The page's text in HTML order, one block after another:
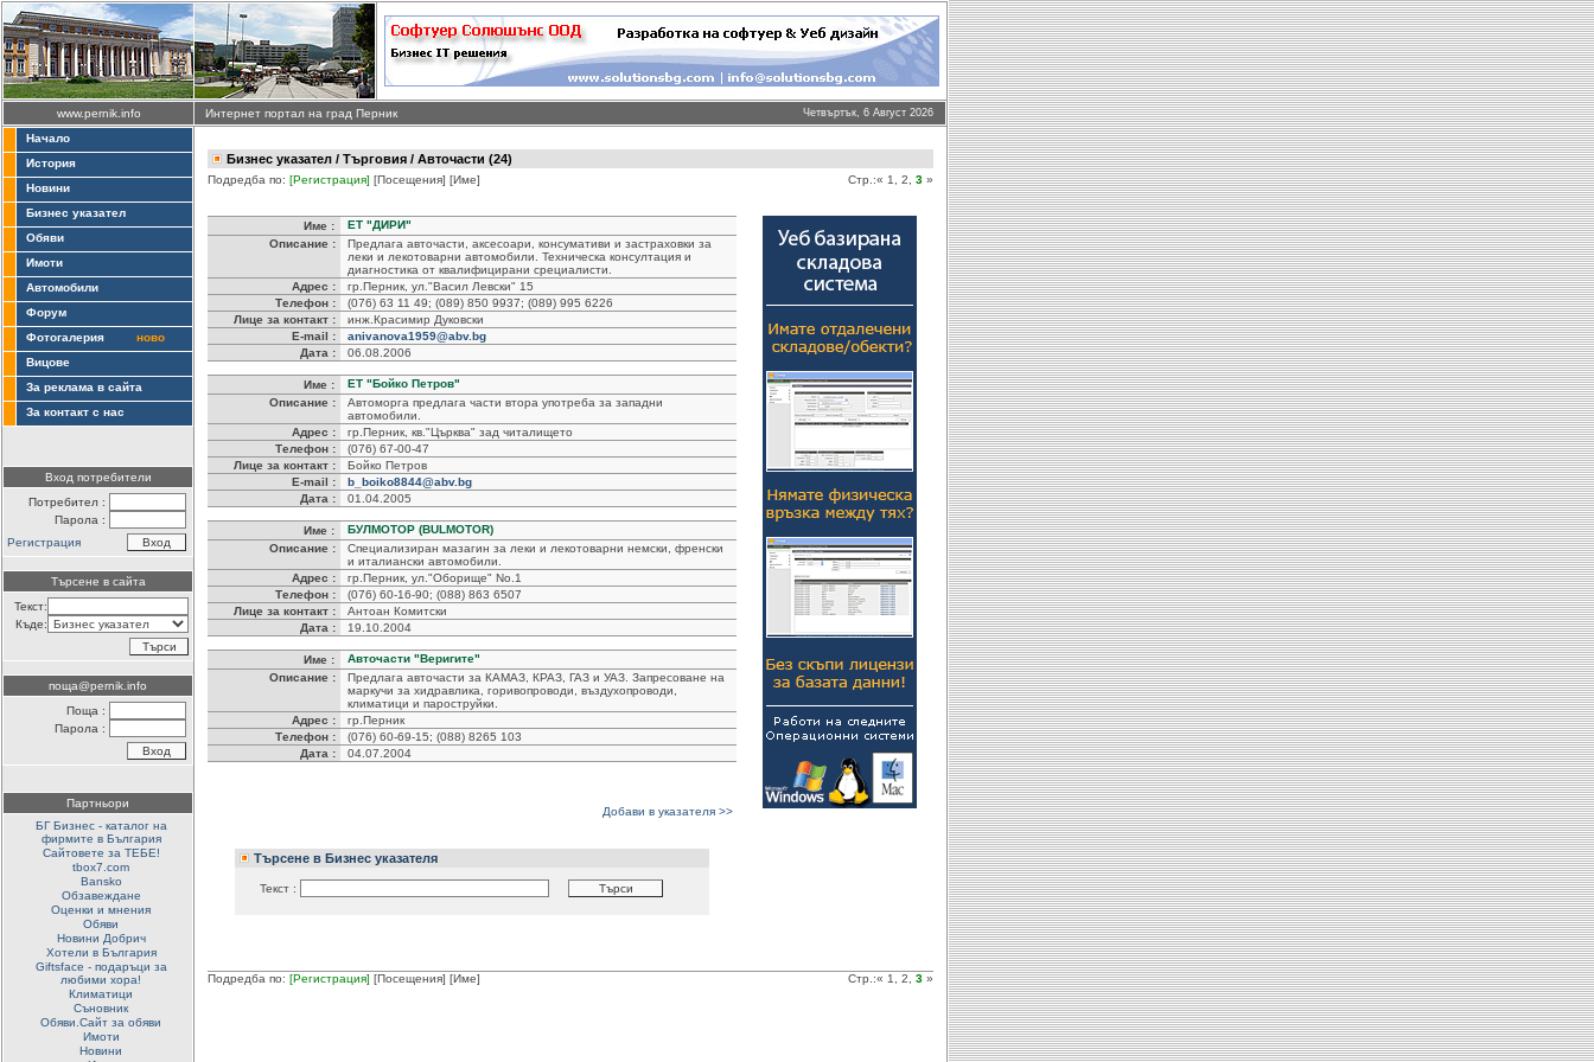
www.pernik.info Интернет портал на град Перник Четвъртък, 6 Август 2026
Начало
История
Новини
Бизнес указател
Обяви
Имоти
Автомобили
Форум
Фотогалерия
ново
Вицове
За реклама в сайта
За контакт с нас
Вход потребители
Потребител :
Парола :
Регистрация
Търсене в сайта
Текст:
Къде:
поща@pernik.info
Поща :
Парола :
Партньори
БГ Бизнес - каталог на
фирмите в България
Сайтовете за ТЕБЕ!
tbox7.com
Bansko
Обзавеждане
Оценки и мнения
Обяви
Новини Добрич
Хотели в България
Giftsface - подаръци за
любими хора!
Климатици
Съновник
Обяви.Сайт за обяви
Имоти
Новини
Бизнес указател / Търговия / Авточасти (24)
Подредба по: [Регистрация] [Посещения] [Име] Стр.:« 1 2 3 »
Име :
ЕТ "ДИРИ"
Описание :
Предлага авточасти, аксесоари, консумативи и застраховки за
леки и лекотоварни автомобили. Техническа консултация и
диагностика от квалифицирани срециалисти.
Адрес :
гр.Перник, ул."Васил Левски" 15
Телефон :
(076) 63 11 49; (089) 850 9937; (089) 995 6226
Лице за контакт :
инж.Красимир Дуковски
E-mail :
anivanova1959@abv.bg
Дата :
06.08.2006
Име :
ЕТ "Бойко Петров"
Описание :
Автоморга предлага части втора употреба за западни
автомобили.
Адрес :
гр.Перник, кв."Църква" зад читалището
Телефон :
(076) 67-00-47
Лице за контакт :
Бойко Петров
E-mail :
b_boiko8844@abv.bg
Дата :
01.04.2005
Име :
БУЛМОТОР (BULMOTOR)
Описание :
Специализиран мазагин за леки и лекотоварни немски, френски
и италиански автомобили.
Адрес :
гр.Перник, ул."Оборище" No.1
Телефон :
(076) 60-16-90; (088) 863 6507
Лице за контакт :
Антоан Комитски
Дата :
19.10.2004
Име :
Авточасти "Веригите"
Описание :
Предлага авточасти за КАМАЗ, КРАЗ, ГАЗ и УАЗ. Запресоване на
маркучи за хидравлика, горивопроводи, въздухопроводи,
климатици и пароструйки.
Адрес :
гр.Перник
Телефон :
(076) 60-69-15; (088) 8265 103
Дата :
04.07.2004
Добави в указателя >>
Търсене в Бизнес указателя
Текст :
Подредба по: [Регистрация] [Посещения] [Име] Стр.:« 1 2 3 »